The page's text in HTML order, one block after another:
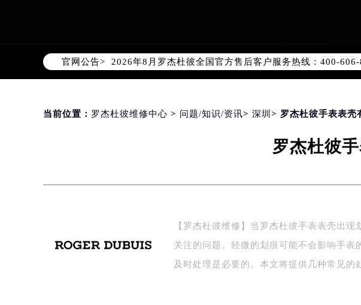
官网公告>
罗杰杜彼官方全国统一服务热线400-606-8509，服务覆盖
2026年8月罗杰杜彼售后服务中心最新网点地址：
北京市东城区东长安街1号东方广场写字楼W3座6层602室
上海市徐汇区虹桥路3号港汇中心写字楼2座37层3705室（
扬州市邗江区国展路29号星耀天地写字楼1号楼18层1803
盐城市盐都区世纪大道5号盐城金融城写字楼1号楼16层
泰州市海陵区永定东路399号置地商务中心东塔写字楼（
当前位置： 罗杰杜彼维修中心 > 问题/知识/资讯> 深圳 > 罗杰杜彼手表表壳
罗杰杜彼
【罗杰杜彼维修】当罗杰杜彼手表表壳出
关注的问题。轻微的划痕可能不会影响手表
及时处理是必要的。本文将提供几种常见的